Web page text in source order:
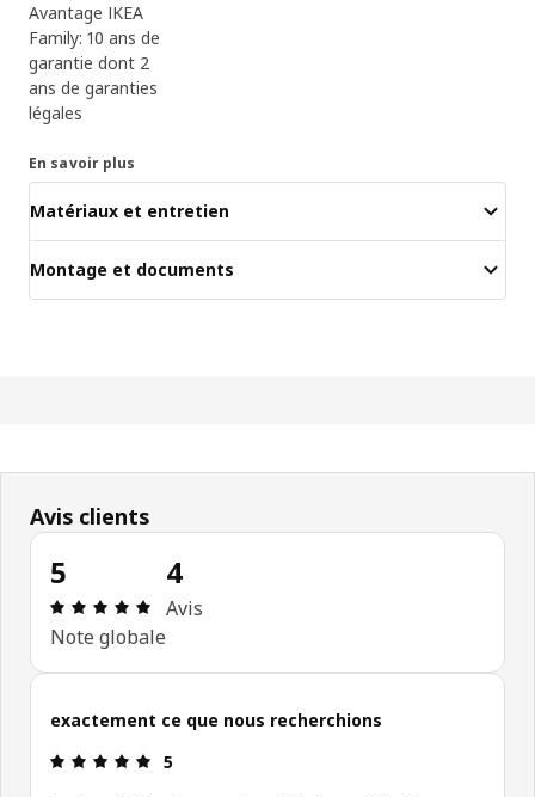
Avantage IKEA
Family: 10 ans de
garantie dont 2
ans de garanties
légales
En savoir plus
Matériaux et entretien
Montage et documents
Avis clients
5
Avis: 5 sur 5 étoiles Nombre total d'avis: 4
Note globale
4
Avis
exactement ce que nous recherchions
Avis: 5 sur 5 étoiles
5